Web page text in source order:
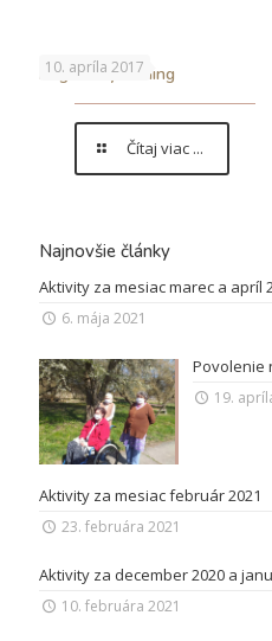
10. apríla 2017
Kognitívny tréning
Čítaj viac ...
Najnovšie články
Aktivity za mesiac marec a apríl
6. mája 2021
Povolenie
19.
Aktivity za mesiac február 2021
23. februára 2021
Aktivity za december 2020 a
10. februára 2021